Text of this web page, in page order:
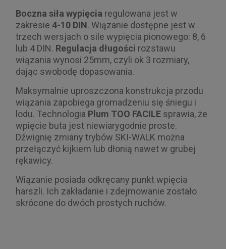
Boczna siła wypięcia regulowana jest w
zakresie 4-10 DIN. Wiązanie dostępne jest w
trzech wersjach o sile wypięcia pionowego: 8, 6
lub 4 DIN. Regulacja długości rozstawu
wiązania wynosi 25mm, czyli ok 3 rozmiary,
dając swobodę dopasowania.
Maksymalnie uproszczona konstrukcja przodu
wiązania zapobiega gromadzeniu się śniegu i
lodu. Technologia Plum TOO FACILE sprawia, że
wpięcie buta jest niewiarygodnie proste.
Dźwignię zmiany trybów SKI-WALK można
przełączyć kijkiem lub dłonią nawet w grubej
rękawicy.
Wiązanie posiada odkręcany punkt wpięcia
harszli. Ich zakładanie i zdejmowanie zostało
skrócone do dwóch prostych ruchów.